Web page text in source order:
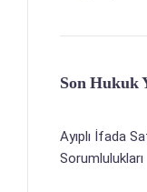
Son Hukuk
Ayıplı İfada
Sorumlulukları